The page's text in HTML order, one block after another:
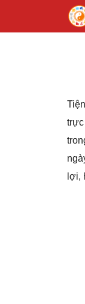
trực
lợi,